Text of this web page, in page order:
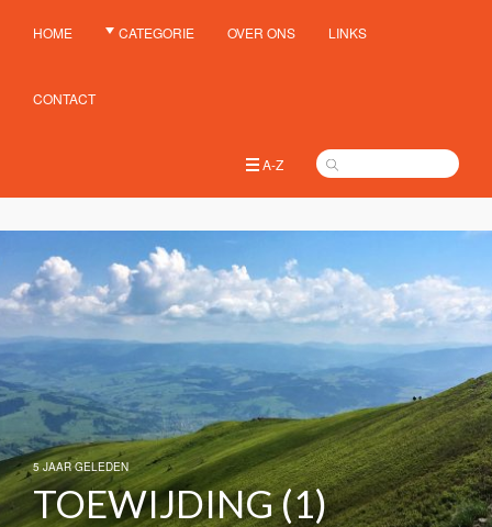
HOME CATEGORIE OVER ONS LINKS
CONTACT
A-Z
5 JAAR GELEDEN
TOEWIJDING (1)